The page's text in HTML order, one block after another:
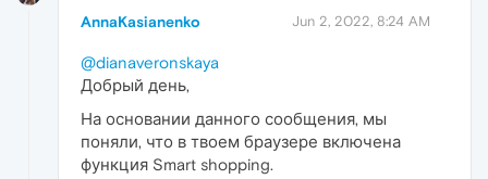
AnnaKasianenko Jun 2, 2022, 8:24 AM
@dianaveronskaya
Добрый день,
На основании данного сообщения, мы
поняли, что в твоем браузере включена
функция Smart shopping.